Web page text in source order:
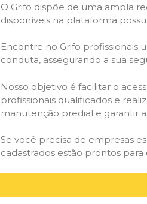
O Grifo dispõe de uma ampla
disponíveis na plataforma
Encontre no Grifo profissionais
conduta, assegurando a sua
Nosso objetivo é facilitar o
profissionais qualificados e
manutenção predial e garantir
Se você precisa de empresas
cadastrados estão prontos